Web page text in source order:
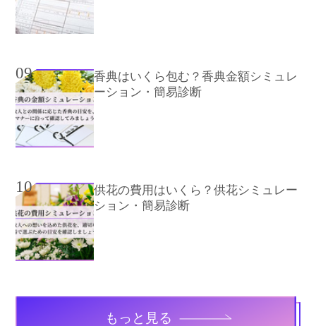
09
香典はいくら包む？香典金額シミュレ
ーション・簡易診断
10
供花の費用はいくら？供花シミュレー
ション・簡易診断
もっと見る